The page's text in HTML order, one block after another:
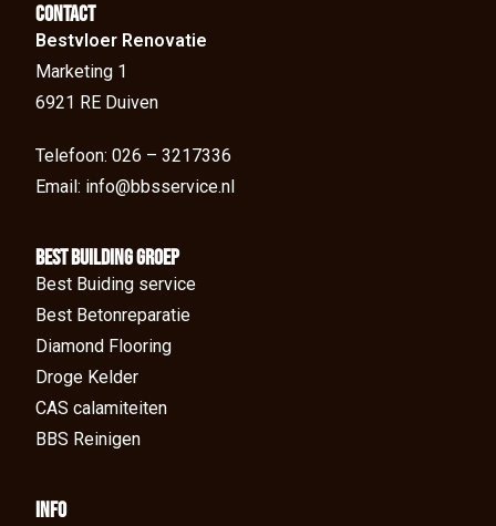
Contact
Bestvloer Renovatie
Marketing 1
6921 RE Duiven
Telefoon: 026 – 3217336
Email: info@bbsservice.nl
BEst Building groep
Best Buiding service
Best Betonreparatie
Diamond Flooring
Droge Kelder
CAS calamiteiten
BBS Reinigen
Info